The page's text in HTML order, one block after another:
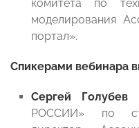
комитета по
моделирования
портал».
Спикерами вебинара
Сергей Голубев
РОССИИ» по